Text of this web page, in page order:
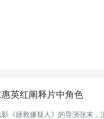
英红阐释片中角色
《拯救嫌疑人》的导演张末，